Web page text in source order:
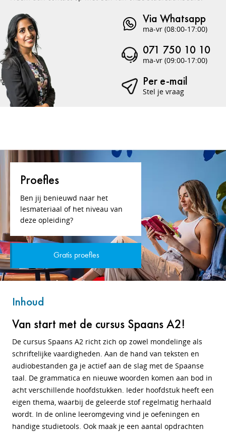
Via Whatsapp
ma-vr (08:00-17:00)
071 750 10 10
ma-vr (09:00-17:00)
Per e-mail
Stel je vraag
Proefles
Ben jij benieuwd naar het
lesmateriaal of het niveau van
deze opleiding?
Gratis proefles
Inhoud
Van start met de cursus Spaans A2!
De cursus Spaans A2 richt zich op zowel mondelinge als
schriftelijke vaardigheden. Aan de hand van teksten en
audiobestanden ga je actief aan de slag met de Spaanse
taal. De grammatica en nieuwe woorden komen aan bod in
acht verschillende hoofdstukken. Ieder hoofdstuk heeft een
eigen thema, waarbij de geleerde stof regelmatig herhaald
wordt. In de online leeromgeving vind je oefeningen en
handige studietools. Ook maak je een aantal opdrachten